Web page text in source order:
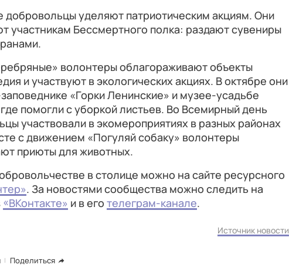
уделяют патриотическим акциям. Они
участникам Бессмертного полка: раздают сувениры
волонтеры облагораживают объекты
и участвуют в экологических акциях. В октябре они
«Горки Ленинские» и музее-усадьбе
помогли с уборкой листьев. Во Всемирный день
участвовали в экомероприятиях в разных районах
с движением «Погуляй собаку» волонтеры
приюты для животных.
в столице можно на сайте ресурсного
. За новостями сообщества можно следить на
«ВКонтакте» и в его телеграм-канале.
Источник новости
Поделиться